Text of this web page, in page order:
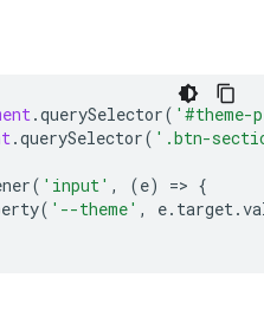
.querySelector(
.querySelector( '.btn-
( 'input' , (e) => {
( '--theme' , e. target.